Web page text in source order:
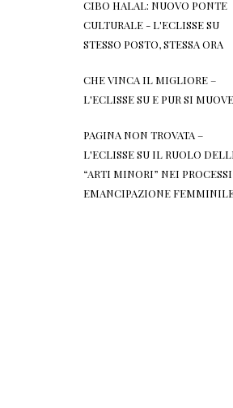
CIBO HALAL: NUOVO PONTE
CULTURALE - L'ECLISSESU
STESSO POSTO, STESSA ORA
CHE VINCA IL MIGLIORE –
L'ECLISSESU E PUR SI
PAGINA NON TROVATA –
L'ECLISSESU IL RUOLO
“ARTI MINORI” NEI
EMANCIPAZIONE